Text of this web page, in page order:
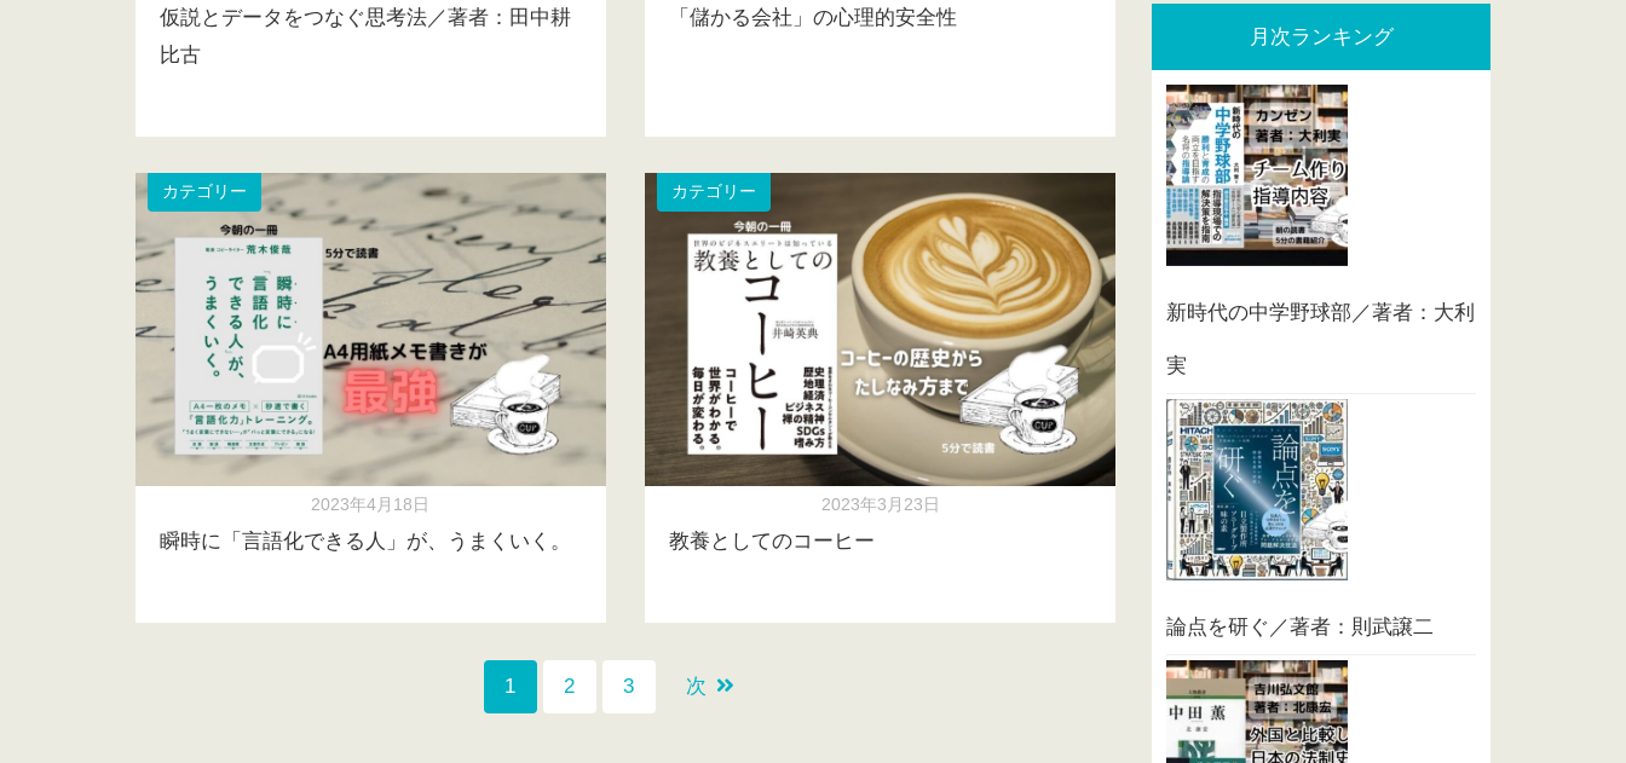
仮説とデータをつなぐ思考法／著者：田中耕
比古
「儲かる会社」の心理的安全性
カテゴリー
2023年4月18日
瞬時に「言語化できる人」が、うまくいく。
カテゴリー
2023年3月23日
教養としてのコーヒー
1 2 3 次
月次ランキング
新時代の中学野球部／著者：大利
実
論点を研ぐ／著者：則武譲二